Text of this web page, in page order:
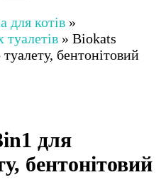
Доставка по
для котів »
» Biokats
бентонітовий
для
бентонітовий